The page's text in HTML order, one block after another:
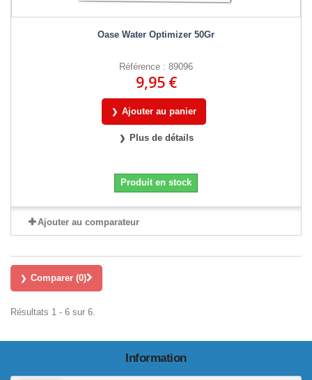
Oase Water Optimizer 50Gr
Référence : 89096
9,95 €
Ajouter au panier
Plus de détails
Produit en stock
Ajouter au comparateur
Comparer (0)
Résultats 1 - 6 sur 6.
Information